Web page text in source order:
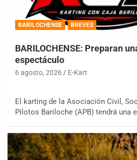
BARILOCHENSE BREVES
BARILOCHENSE: Preparan
espectáculo
6 agosto, 2026 E-Kart
El karting de la Asociación Civil,
Pilotos Bariloche (APB) tendrá una